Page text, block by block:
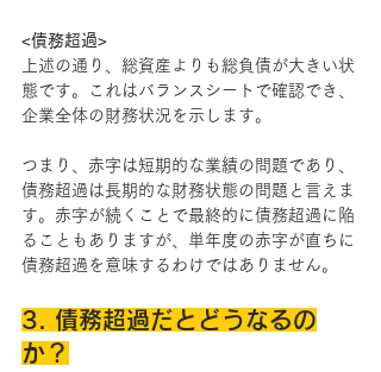
<債務超過>
上述の通り、総資産よりも総負債が大きい状
態です。これはバランスシートで確認でき、
企業全体の財務状況を示します。
つまり、赤字は短期的な業績の問題であり、
債務超過は長期的な財務状態の問題と言えま
す。赤字が続くことで最終的に債務超過に陥
ることもありますが、単年度の赤字が直ちに
債務超過を意味するわけではありません。
3. 債務超過だとどうなるの
か？